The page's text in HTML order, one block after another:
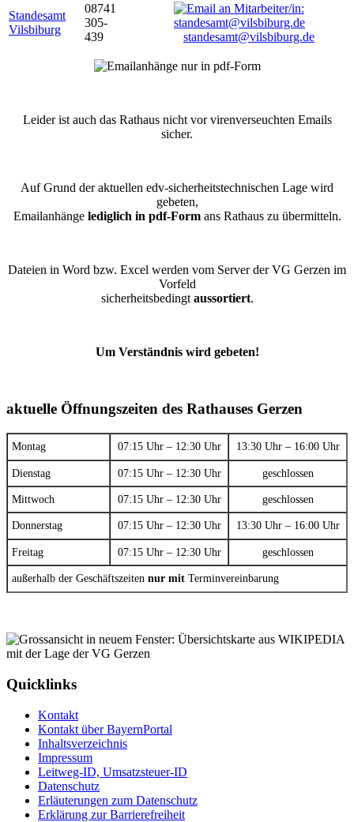
Standesamt
Vilsbiburg
08741
305-
439
standesamt@vilsbiburg.de
Leider ist auch das Rathaus nicht vor virenverseuchten Emails
sicher.
Auf Grund der aktuellen edv-sicherheitstechnischen Lage wird
gebeten,
Emailanhänge lediglich in pdf-Formans Rathaus zu übermitteln.
Dateien in Word bzw. Excel werden vom Server der VG Gerzen im
Vorfeld
sicherheitsbedingt aussortiert.
Um Verständnis wird gebeten!
aktuelle Öffnungszeiten des Rathauses Gerzen
Montag 07:15 Uhr – 12:30 Uhr 13:30 Uhr – 16:00 Uhr
Dienstag 07:15 Uhr – 12:30 Uhr geschlossen
Mittwoch 07:15 Uhr – 12:30 Uhr geschlossen
Donnerstag 07:15 Uhr – 12:30 Uhr 13:30 Uhr – 16:00 Uhr
Freitag 07:15 Uhr – 12:30 Uhr geschlossen
außerhalb der Geschäftszeiten nur mit Terminvereinbarung
Quicklinks
Kontakt
Kontakt über BayernPortal
Inhaltsverzeichnis
Impressum
Leitweg-ID, Umsatzsteuer-ID
Datenschutz
Erläuterungen zum Datenschutz
Erklärung zur Barrierefreiheit